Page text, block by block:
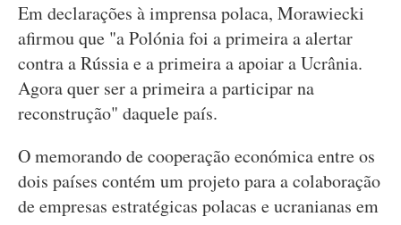
Em declarações à imprensa polaca, Morawiecki
afirmou que "a Polónia foi a primeira a alertar
contra a Rússia e a primeira a apoiar a Ucrânia.
Agora quer ser a primeira a participar na
reconstrução" daquele país.
O memorando de cooperação económica entre os
dois países contém um projeto para a colaboração
de empresas estratégicas polacas e ucranianas em